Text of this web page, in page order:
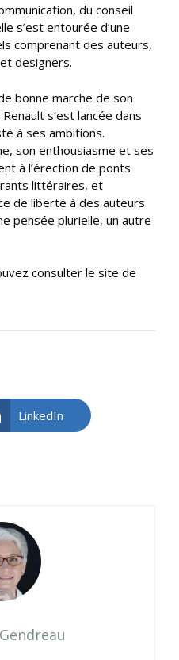
du conseil
s’est entourée d’une
comprenant des auteurs,
designers.
bonne marche de son
s’est lancée dans
à ses ambitions.
son enthousiasme et ses
à l’érection de ponts
littéraires, et
de liberté à des auteurs
pensée plurielle, un autre
consulter le site de
LinkedIn